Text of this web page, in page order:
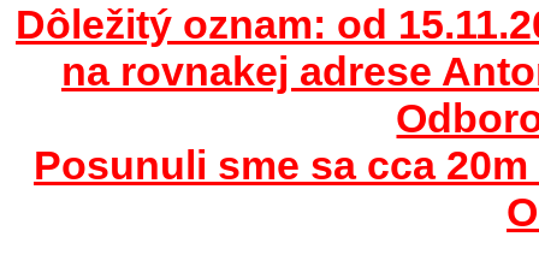
Dôležitý oznam: od
na rovnakej adrese
Posunuli sme sa cca